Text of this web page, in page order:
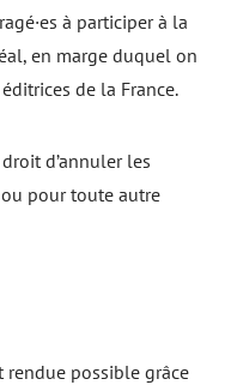
à participer à la
en marge duquel on
de la France.
droit d’annuler les
pour toute autre
rendue possible grâce